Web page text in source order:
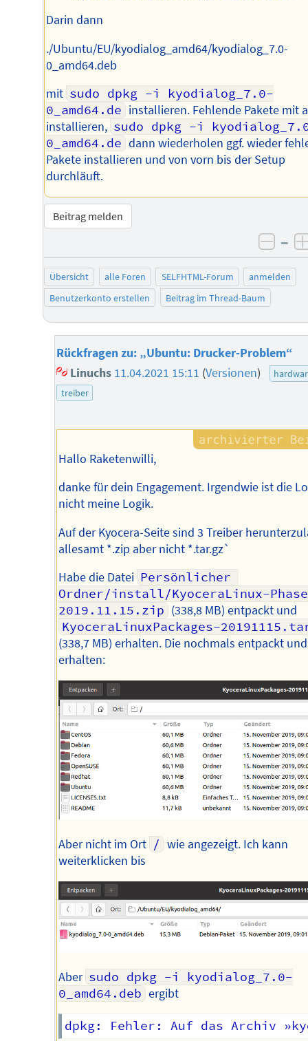
Darin dann
./Ubuntu/EU/kyodialog_amd64/kyodialog_7.0-
0_amd64.deb
mit sudo dpkg -i kyodialog_7.0-
0_amd64.de installieren. Fehlende Pakete mit
installieren, sudo dpkg -i
0_amd64.de dann wiederholen ggf. wieder
Pakete installieren und von vorn bis der Setup
durchläuft.
Beitrag melden
–
Übersicht alle Foren SELFHTML-Forum
anmelden
Benutzerkonto erstellen
Beitrag im Thread-Baum
Rückfragen zu: „Ubuntu: Drucker-Problem“
Linuchs 11.04.2021 15:11 (Versionen)
treiber
Hallo Raketenwilli,
danke für dein Engagement. Irgendwie ist die
nicht meine Logik.
Auf der Kyocera-Seite sind 3 Treiber
allesamt *.zip aber nicht *.tar.gz`
Habe die Datei Persönlicher
Ordner/install/KyoceraLinux-
2019.11.15.zip (338,8 MB) entpackt und
KyoceraLinuxPackages-
(338,7 MB) erhalten. Die nochmals entpackt
erhalten:
Aber nicht im Ort / wie angezeigt. Ich kann
weiterklicken bis
Aber sudo dpkg -i kyodialog_7.0-
0_amd64.deb ergibt